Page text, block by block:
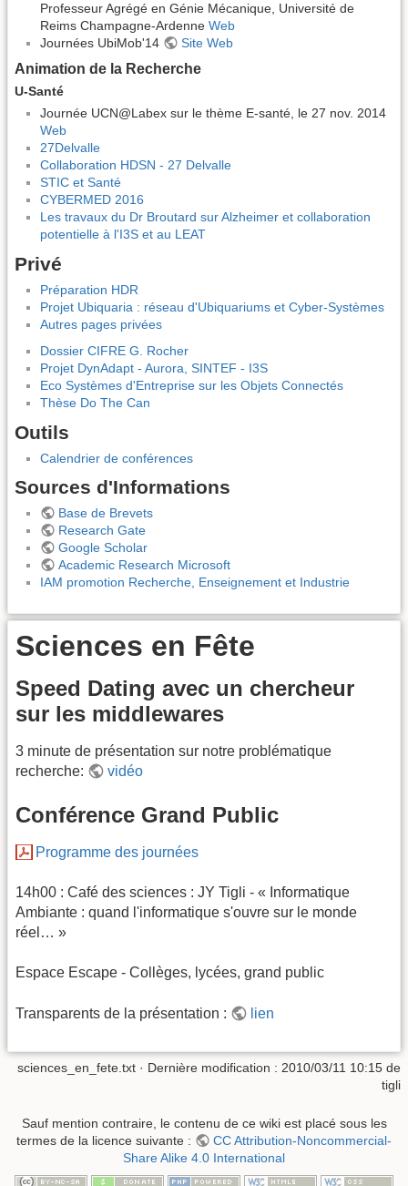
Professeur Agrégé en Génie Mécanique, Université de
Reims Champagne-Ardenne Web
Journées UbiMob'14
Site Web
Animation de la Recherche
U-Santé
Journée UCN@Labex sur le thème E-santé, le 27 nov. 2014
Web
27Delvalle
Collaboration HDSN - 27 Delvalle
STIC et Santé
CYBERMED 2016
Les travaux du Dr Broutard sur Alzheimer et collaboration
potentielle à l'I3S et au LEAT
Privé
Préparation HDR
Projet Ubiquaria : réseau d'Ubiquariums et Cyber-Systèmes
Autres pages privées
Dossier CIFRE G. Rocher
Projet DynAdapt - Aurora, SINTEF - I3S
Eco Systèmes d'Entreprise sur les Objets Connectés
Thèse Do The Can
Outils
Calendrier de conférences
Sources d'Informations
Base de Brevets
Research Gate
Google Scholar
Academic Research Microsoft
IAM promotion Recherche, Enseignement et Industrie
Sciences en Fête
Speed Dating avec un chercheur
sur les middlewares
3 minute de présentation sur notre problématique
recherche:
vidéo
Conférence Grand Public
Programme des journées
14h00 : Café des sciences : JY Tigli - « Informatique
Ambiante : quand l'informatique s'ouvre sur le monde
réel… »
Espace Escape - Collèges, lycées, grand public
Transparents de la présentation : lien
sciences_en_fete.txt · Dernière modification : 2010/03/11 10:15 de
tigli
Sauf mention contraire, le contenu de ce wiki est placé sous les
termes de la licence suivante :
CC Attribution-Noncommercial-
Share Alike 4.0 International